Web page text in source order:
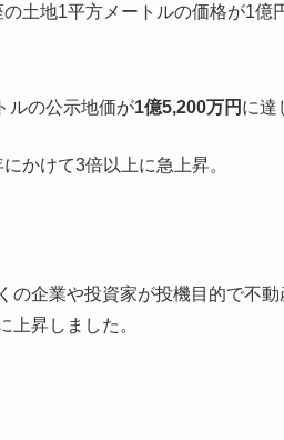
土地1平方メートルの価格が1億
ルの公示地価が1億5,200万円 に達
かけて3倍以上に急上昇。
企業や投資家が投機目的で不動
上昇しました。